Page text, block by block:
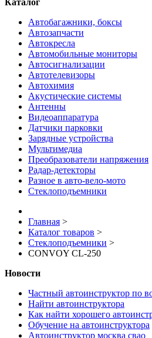
Каталог
Автобагажники, боксы
Автозапчасти
Автокресла
Автомобильные мониторы
Автосигнализации
Автотелевизоры
Автохимия
Акустические системы
Антенны
Видеоаппаратура
Датчики парковки
Зарядные устройства
Мультимедиа
Преобразователи напряжения
Радар-детекторы
Разное в авто-вело-мото
Стеклоподъемники
Главная >
Каталог товаров >
Стеклоподъемники >
CONVOY CL-250
Новости
Частный автоинструктор по
Найти автоинструктора
Как найти хорошего
Обучение на автоинструктора
Автоинструктор москва свао